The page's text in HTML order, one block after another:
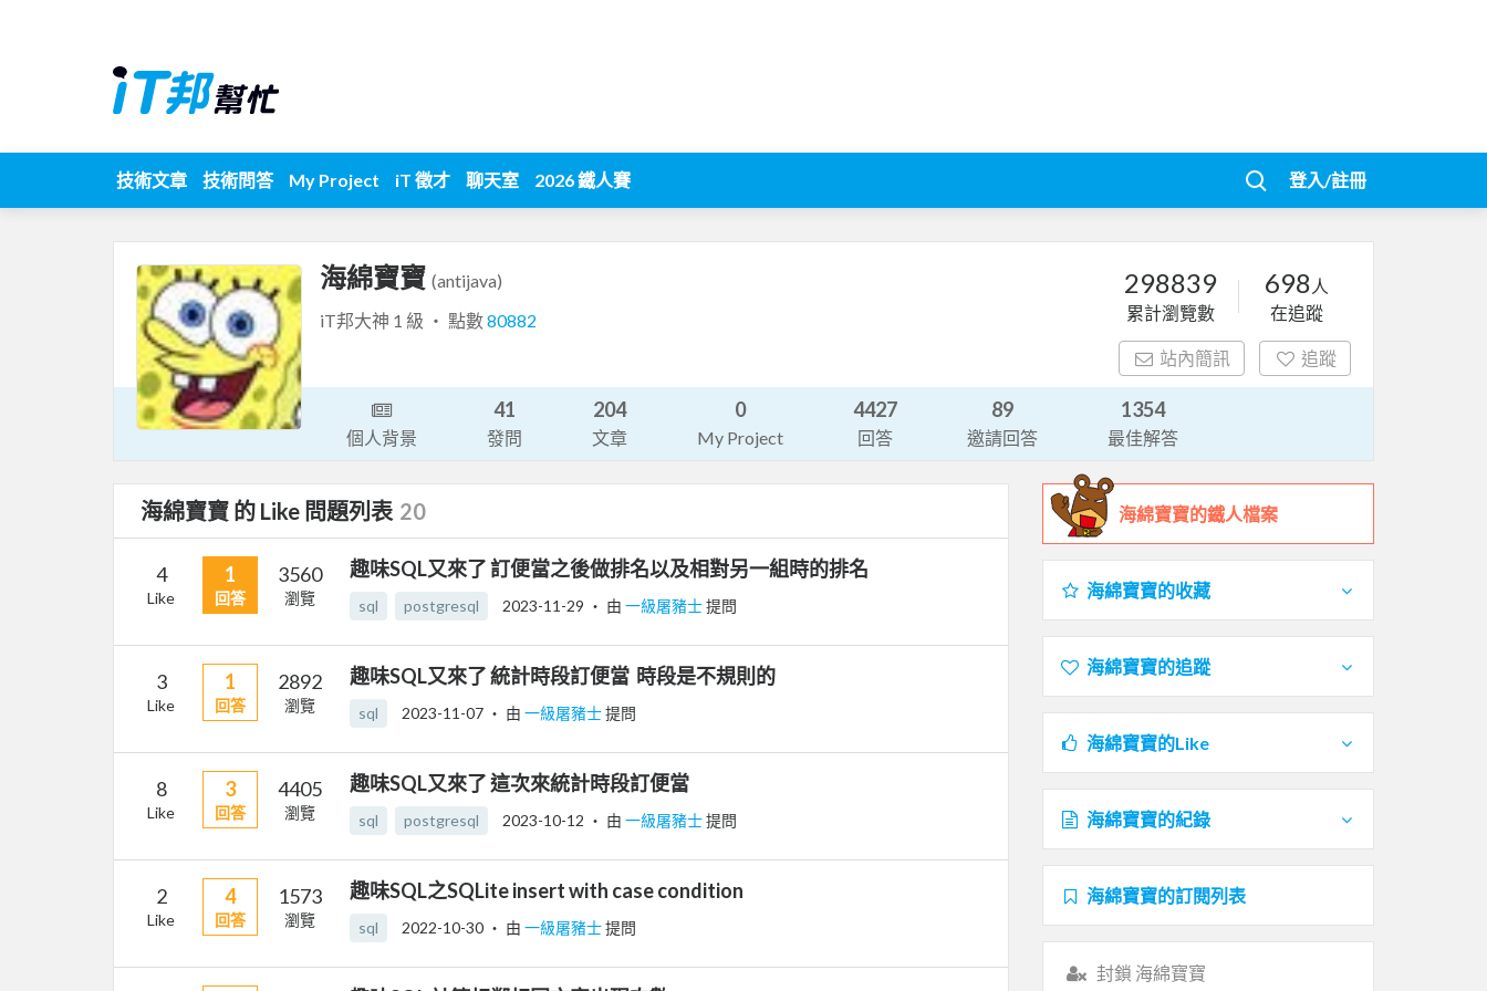
技術文章 技術問答 My Project iT 徵才 聊天室 2026 鐵人賽 登入/註冊
海綿寶寶 (antijava)
iT邦大神 1 級 ‧ 點數80882
298839
累計瀏覽數
698 人
在追蹤
站內簡訊 追蹤
個人背景
41
發問
204
文章
0
My Project
4427
回答
89
邀請回答
1354
最佳解答
海綿寶寶 的 Like 問題列表 20
4
Like
1
回答
3560
瀏覽
趣味SQL又來了 訂便當之後做排名以及相對另一組時的排名
sql postgresql 2023-11-29 ‧ 由 一級屠豬士提問
3
Like
1
回答
2892
瀏覽
趣味SQL又來了 統計時段訂便當 時段是不規則的
sql 2023-11-07 ‧ 由 一級屠豬士提問
8
Like
3
回答
4405
瀏覽
趣味SQL又來了 這次來統計時段訂便當
sql postgresql 2023-10-12 ‧ 由 一級屠豬士提問
2
Like
4
回答
1573
瀏覽
趣味SQL之SQLite insert with case condition
sql 2022-10-30 ‧ 由 一級屠豬士提問
海綿寶寶的鐵人檔案
海綿寶寶的收藏
海綿寶寶的追蹤
海綿寶寶的Like
海綿寶寶的紀錄
海綿寶寶的訂閱列表
封鎖 海綿寶寶